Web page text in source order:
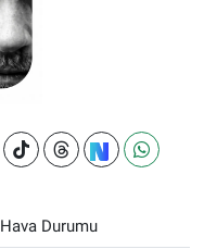
Hava Durumu